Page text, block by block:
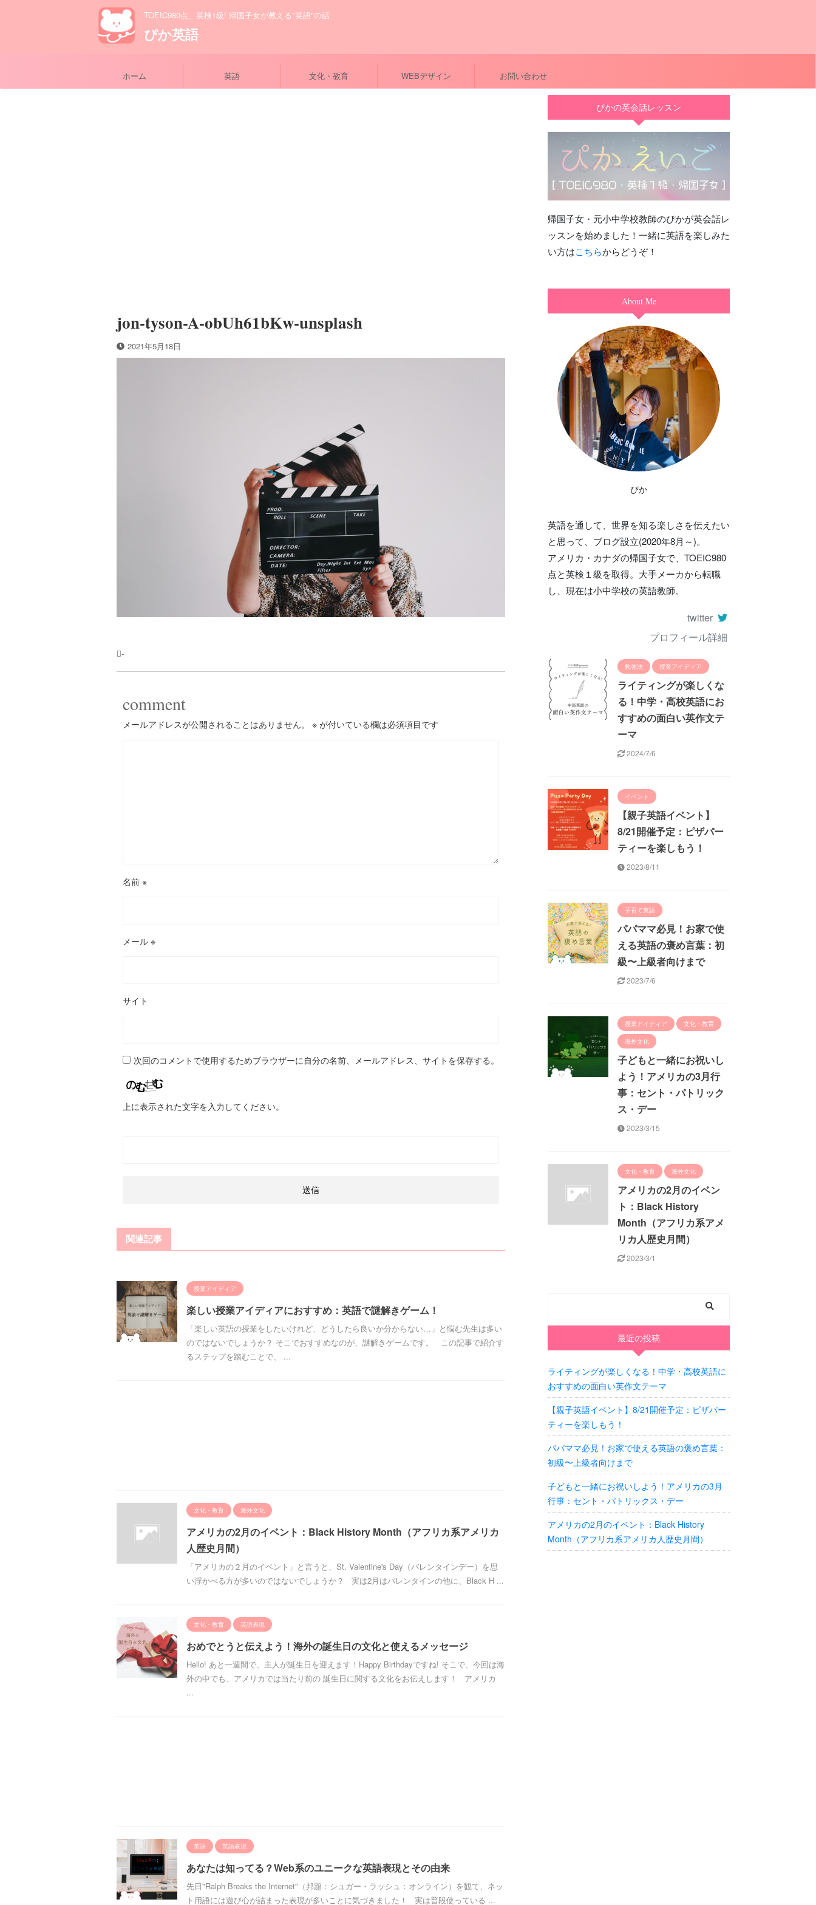
TOEIC980点、英検1級! 帰国子女が教える"英語"の話
ぴか英語
ホーム 英語 文化・教育 WEBデザイン お問い合わせ
jon-tyson-A-obUh61bKw-unsplash
2021年5月18日
-
comment
メールアドレスが公開されることはありません。 ※ が付いている欄は必須項目です
名前 ※
メール ※
サイト
次回のコメントで使用するためブラウザーに自分の名前、メールアドレス、サイトを保存する。
上に表示された文字を入力してください。
関連記事
授業アイディア
楽しい授業アイディアにおすすめ：英語で謎解きゲーム！
「楽しい英語の授業をしたいけれど、どうしたら良いか分からない…」と悩む先生は多い
のではないでしょうか？ そこでおすすめなのが、謎解きゲームです。 この記事で紹介す
るステップを踏むことで、 ...
文化・教育 海外文化
アメリカの2月のイベント：Black History Month（アフリカ系アメリカ
人歴史月間）
「アメリカの２月のイベント」と言うと、St. Valentine's Day（バレンタインデー）を思
い浮かべる方が多いのではないでしょうか？ 実は2月はバレンタインの他に、Black H ...
文化・教育 英語表現
おめでとうと伝えよう！海外の誕生日の文化と使えるメッセージ
Hello! あと一週間で、主人が誕生日を迎えます！Happy Birthdayですね! そこで、今回は海
外の中でも、アメリカでは当たり前の 誕生日に関する文化をお伝えします！ アメリカ
...
英語 英語表現
あなたは知ってる？Web系のユニークな英語表現とその由来
先日"Ralph Breaks the Internet"（邦題：シュガー・ラッシュ：オンライン）を観て、ネッ
ト用語には遊び心が詰まった表現が多いことに気づきました！ 実は普段使っている ...
ぴかの英会話レッスン
帰国子女・元小中学校教師のぴかが英会話レ
ッスンを始めました！一緒に英語を楽しみた
い方はこちらからどうぞ！
About Me
ぴか
英語を通して、世界を知る楽しさを伝えたい
と思って、ブログ設立(2020年8月～)。
アメリカ・カナダの帰国子女で、TOEIC980
点と英検１級を取得。大手メーカから転職
し、現在は小中学校の英語教師。
twitter
プロフィール詳細
勉強法 授業アイディア
ライティングが楽しくな
る！中学・高校英語にお
すすめの面白い英作文テ
ーマ
2024/7/6
イベント
【親子英語イベント】
8/21開催予定：ピザパー
ティーを楽しもう！
2023/8/11
子育て英語
パパママ必見！お家で使
える英語の褒め言葉：初
級〜上級者向けまで
2023/7/6
授業アイディア 文化・教育
海外文化
子どもと一緒にお祝いし
よう！アメリカの3月行
事：セント・パトリック
ス・デー
2023/3/15
文化・教育 海外文化
アメリカの2月のイベン
ト：Black History
Month（アフリカ系アメ
リカ人歴史月間）
2023/3/1
最近の投稿
ライティングが楽しくなる！中学・高校英語に
おすすめの面白い英作文テーマ
【親子英語イベント】8/21開催予定：ピザパー
ティーを楽しもう！
パパママ必見！お家で使える英語の褒め言葉：
初級〜上級者向けまで
子どもと一緒にお祝いしよう！アメリカの3月
行事：セント・パトリックス・デー
アメリカの2月のイベント：Black History
Month（アフリカ系アメリカ人歴史月間）